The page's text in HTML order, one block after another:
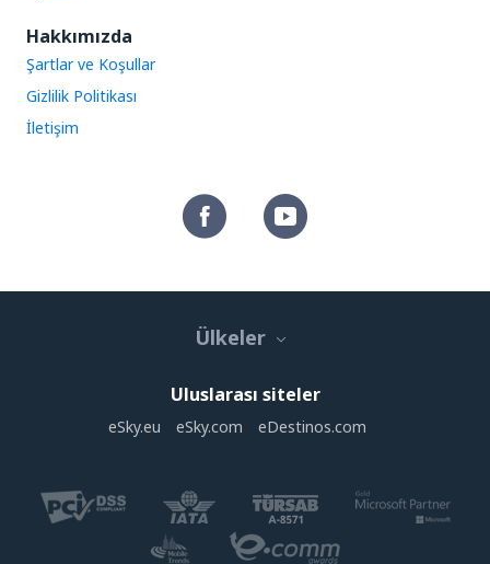
Hakkımızda
Şartlar ve Koşullar
Gizlilik Politikası
İletişim
Ülkeler
Uluslarası siteler
eSky.eu eSky.com eDestinos.com